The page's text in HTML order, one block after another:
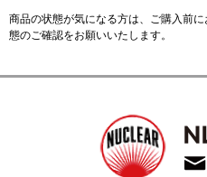
商品の状態が気になる方は、ご購入前に
態のご確認をお願いいたします。